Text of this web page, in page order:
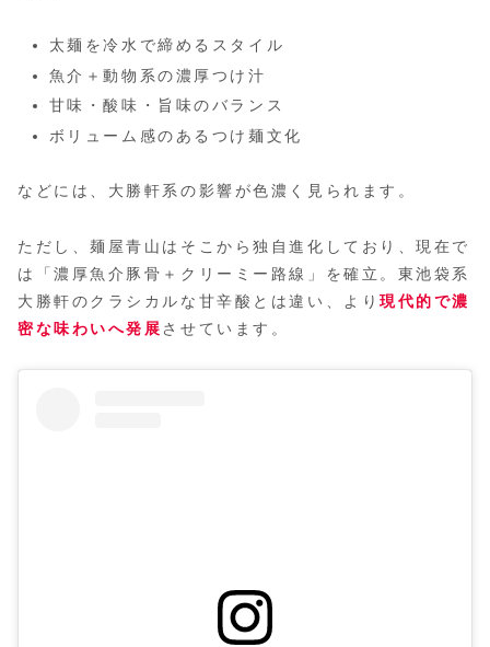
太麺を冷水で締めるスタイル
魚介＋動物系の濃厚つけ汁
甘味・酸味・旨味のバランス
ボリューム感のあるつけ麺文化
などには、大勝軒系の影響が色濃く見られます。
ただし、麺屋青山はそこから独自進化しており、現在で
は「濃厚魚介豚骨＋クリーミー路線」を確立。東池袋系
大勝軒のクラシカルな甘辛酸とは違い、より現代的で濃
密な味わいへ発展 させています。